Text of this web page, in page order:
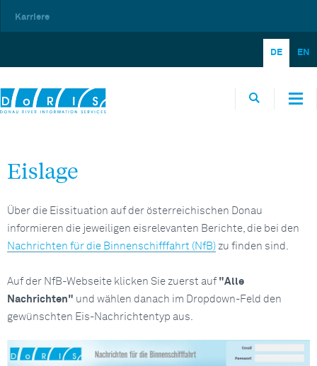
Karriere
DE EN
Eislage
Über die Eissituation auf der österreichischen Donau
informieren die jeweiligen eisrelevanten Berichte, die bei den
Nachrichten für die Binnenschifffahrt (NfB) zu finden sind.
Auf der NfB-Webseite klicken Sie zuerst auf "Alle
Nachrichten" und wählen danach im Dropdown-Feld den
gewünschten Eis-Nachrichtentyp aus.